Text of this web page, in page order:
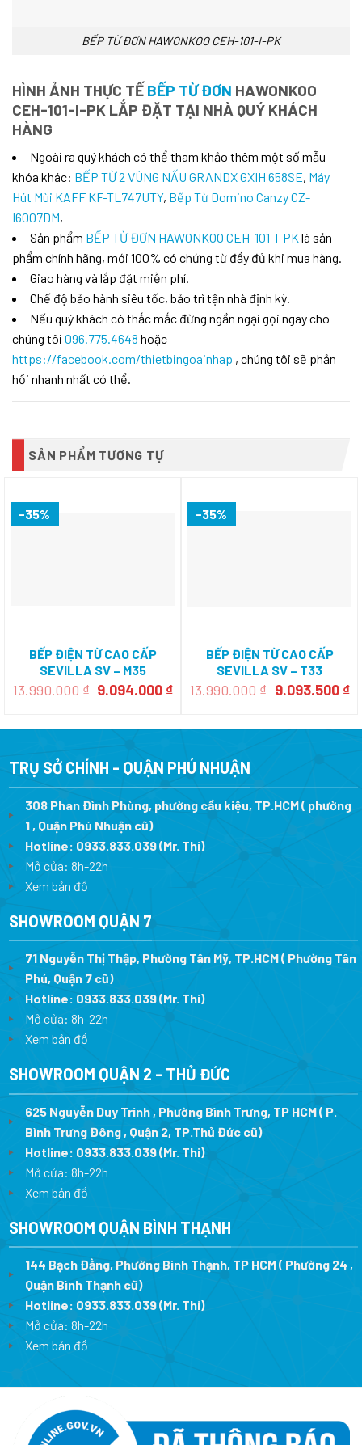
BẾP TỪ ĐƠN HAWONKOO CEH-101-I-PK
HÌNH ẢNH THỰC TẾ BẾP TỪ ĐƠN HAWONKOO
CEH-101-I-PK LẮP ĐẶT TẠI NHÀ QUÝ KHÁCH
HÀNG
Ngoài ra quý khách có thể tham khảo thêm một số mẫu
khóa khác: BẾP TỪ 2 VÙNG NẤU GRANDX GXIH 658SE, Máy
Hút Mùi KAFF KF-TL747UTY, Bếp Từ Domino Canzy CZ-
I6007DM,
Sản phẩm BẾP TỪ ĐƠN HAWONKOO CEH-101-I-PKlà sản
phẩm chính hãng, mới 100% có chứng từ đầy đủ khi mua hàng.
Giao hàng và lắp đặt miễn phí.
Chế độ bảo hành siêu tốc, bảo trì tận nhà định kỳ.
Nếu quý khách có thắc mắc đừng ngần ngại gọi ngay cho
chúng tôi 096.775.4648 hoặc
https://facebook.com/thietbingoainhap , chúng tôi sẽ phản
hồi nhanh nhất có thể.
SẢN PHẨM TƯƠNG TỰ
-35%
BẾP ĐIỆN TỪ CAO CẤP
SEVILLA SV – M35
13.990.000₫ Giá
13.990.000 ₫.
9.094.000 ₫Giá
là:
-35%
BẾP ĐIỆN TỪ CAO CẤP
SEVILLA SV – T33
13.990.000₫ Giá
13.990.000 ₫.
9.093.500 ₫
TRỤ SỞ CHÍNH - QUẬN PHÚ NHUẬN
308 Phan Đình Phùng, phường cầu kiệu, TP.HCM ( phường
1 , Quận Phú Nhuận cũ)
Hotline: 0933.833.039(Mr. Thi)
Mở cửa: 8h-22h
Xem bản đồ
SHOWROOM QUẬN 7
71 Nguyễn Thị Thập, Phường Tân Mỹ, TP.HCM ( Phường Tân
Phú, Quận 7 cũ)
Hotline: 0933.833.039(Mr. Thi)
Mở cửa: 8h-22h
Xem bản đồ
SHOWROOM QUẬN 2 - THỦ ĐỨC
625 Nguyễn Duy Trinh , Phường Bình Trưng, TP HCM ( P.
Bình Trưng Đông , Quận 2, TP.Thủ Đức cũ)
Hotline: 0933.833.039(Mr. Thi)
Mở cửa: 8h-22h
Xem bản đồ
SHOWROOM QUẬN BÌNH THẠNH
144 Bạch Đằng, Phường Bình Thạnh, TP HCM ( Phường 24 ,
Quận Bình Thạnh cũ)
Hotline: 0933.833.039(Mr. Thi)
Mở cửa: 8h-22h
Xem bản đồ